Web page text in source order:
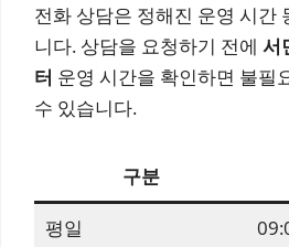
전화 상담은 정해진 운영 시간
니다. 상담을 요청하기 전에 서
터 운영 시간을 확인하면 불필
수 있습니다.
구분
평일